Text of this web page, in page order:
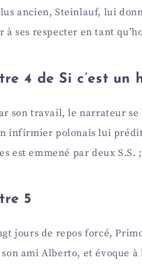
ancien, Steinlauf, lui
à ses respecter en tant
4 de Si c’est un
son travail, le narrateur
infirmier polonais lui
est emmené par deux
5
jours de repos forcé,
ami Alberto, et évoque à